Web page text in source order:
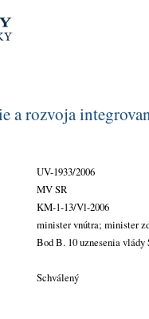
a rozvoja
UV-1933/2006
MV SR
KM-1-13/Vl-2006
minister vnútra; minister
Bod B. 10 uznesenia
Schválený